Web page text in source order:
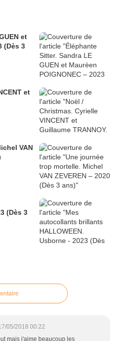
et
(Dès 3
et
VAN
(Dès 3
05/2018 00:22
mais j'aime beaucoup les